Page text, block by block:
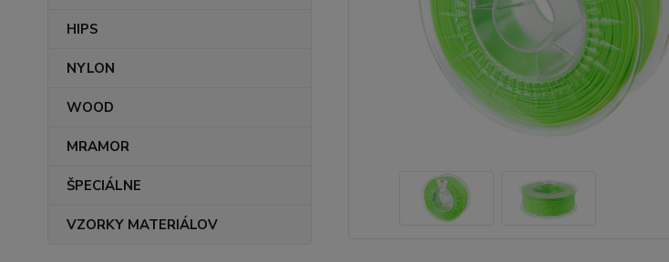
HIPS
NYLON
WOOD
MRAMOR
ŠPECIÁLNE
VZORKY MATERIÁLOV